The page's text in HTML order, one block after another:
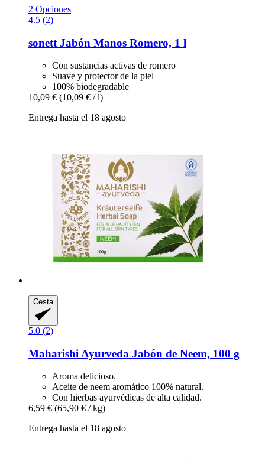
2 Opciones
4.5 (2)
sonett Jabón Manos Romero, 1 l
Con sustancias activas de romero
Suave y protector de la piel
100% biodegradable
10,09 € (10,09 € / l)
Entrega hasta el 18 agosto
Cesta
5.0 (2)
Maharishi Ayurveda Jabón de Neem, 100 g
Aroma delicioso.
Aceite de neem aromático 100% natural.
Con hierbas ayurvédicas de alta calidad.
6,59 € (65,90 € / kg)
Entrega hasta el 18 agosto